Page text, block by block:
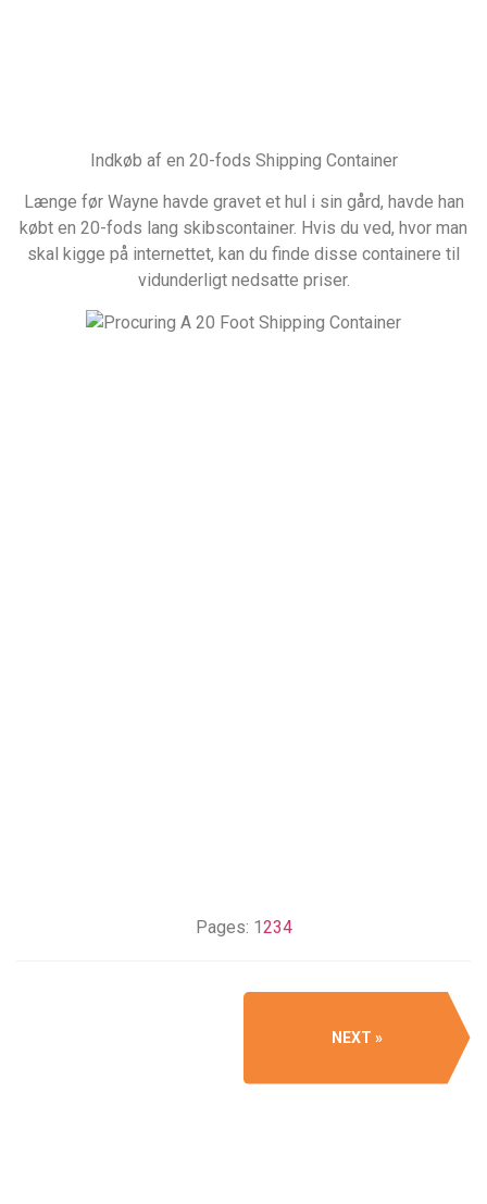
Indkøb af en 20-fods Shipping Container
Længe før Wayne havde gravet et hul i sin gård, havde han
købt en 20-fods lang skibscontainer. Hvis du ved, hvor man
skal kigge på internettet, kan du finde disse containere til
vidunderligt nedsatte priser.
Pages: 1234
NEXT